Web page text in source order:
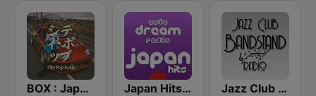
BOX : Japan City Pop -日本のシティポップ Japan Hits - Asia DREAM Radio Jazz Club Bandstand